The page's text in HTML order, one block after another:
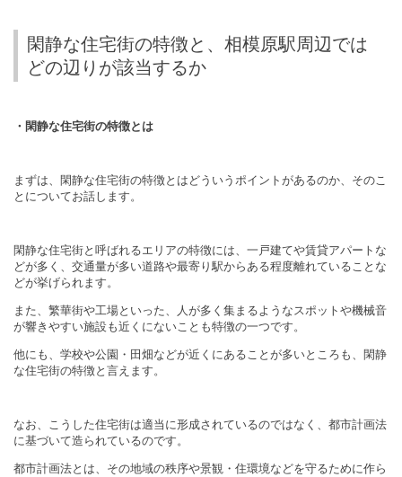
閑静な住宅街の特徴と、相模原駅周辺では
どの辺りが該当するか
・閑静な住宅街の特徴とは
まずは、閑静な住宅街の特徴とはどういうポイントがあるのか、そのこ
とについてお話します。
閑静な住宅街と呼ばれるエリアの特徴には、一戸建てや賃貸アパートな
どが多く、交通量が多い道路や最寄り駅からある程度離れていることな
どが挙げられます。
また、繁華街や工場といった、人が多く集まるようなスポットや機械音
が響きやすい施設も近くにないことも特徴の一つです。
他にも、学校や公園・田畑などが近くにあることが多いところも、閑静
な住宅街の特徴と言えます。
なお、こうした住宅街は適当に形成されているのではなく、都市計画法
に基づいて造られているのです。
都市計画法とは、その地域の秩序や景観・住環境などを守るために作ら